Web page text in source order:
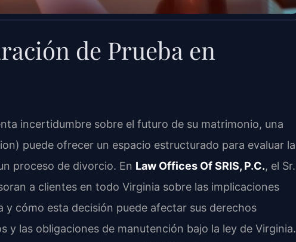
de Prueba en
incertidumbre sobre el futuro de su matrimonio, una
puede ofrecer un espacio estructurado para evaluar la
proceso de divorcio. En Law Offices Of SRIS, P.C., el Sr.
a clientes en todo Virginia sobre las implicaciones
y cómo esta decisión puede afectar sus derechos
y las obligaciones de manutención bajo la ley de Virginia.